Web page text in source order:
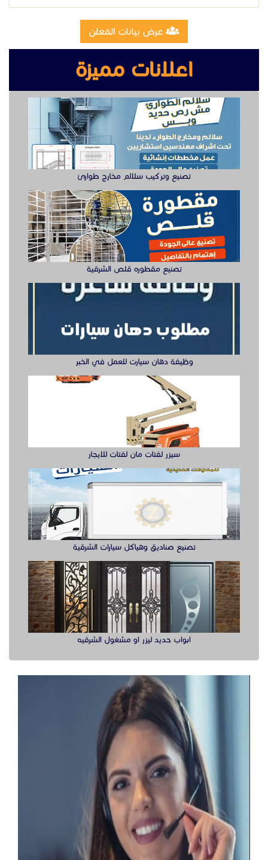
عرض بيانات المُعلن
اعلانات مميزة
تصنيع وتركيب سلالم مخارج طوارئ
تصنيع مقطوره قلص الشرقية
وظيفة دهان سيارت للعمل في الخبر
سيزر لفتات مان لفتات للايجار
تصنيع صناديق وهياكل سيارات الشرقية
ابواب حديد ليزر او مشغول الشرقيه